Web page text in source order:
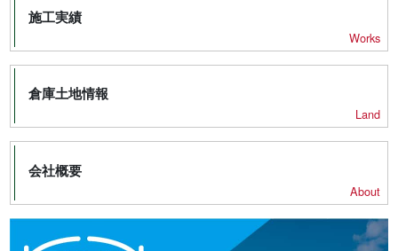
施工実績
Works
倉庫土地情報
Land
会社概要
About